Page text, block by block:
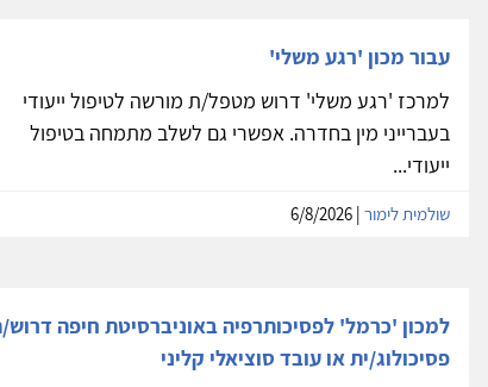
עבור מכון 'רגע משלי'
למרכז 'רגע משלי' דרוש מטפל/ת מורשה לטיפול ייעודי
בעברייני מין בחדרה. אפשרי גם לשלב מתמחה בטיפול
ייעודי...
שולמית לימור
למכון 'כרמל' לפסיכותרפיה באוניברסיטת חיפה
פסיכולוג/ית או עובד סוציאלי קליני